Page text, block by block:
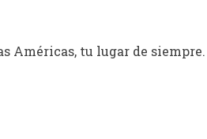
Américas, tu lugar de siempre.